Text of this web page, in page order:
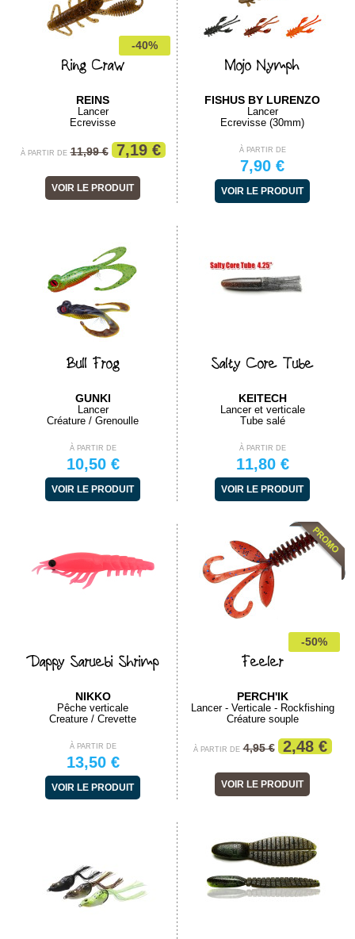
-40%
Ring Craw
REINS
Lancer
Ecrevisse
À PARTIR DE 11,99 € 7,19 €
VOIR LE PRODUIT
Mojo Nymph
FISHUS BY LURENZO
Lancer
Ecrevisse (30mm)
À PARTIR DE
7,90 €
VOIR LE PRODUIT
Bull Frog
GUNKI
Lancer
Créature / Grenoulle
À PARTIR DE
10,50 €
VOIR LE PRODUIT
Salty Core Tube
KEITECH
Lancer et verticale
Tube salé
À PARTIR DE
11,80 €
VOIR LE PRODUIT
Dappy Saruebi Shrimp
NIKKO
Pêche verticale
Creature / Crevette
À PARTIR DE
13,50 €
VOIR LE PRODUIT
-50%
Feeler
PERCH'IK
Lancer - Verticale - Rockfishing
Créature souple
À PARTIR DE 4,95 € 2,48 €
VOIR LE PRODUIT